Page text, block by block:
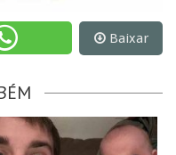
Baixar